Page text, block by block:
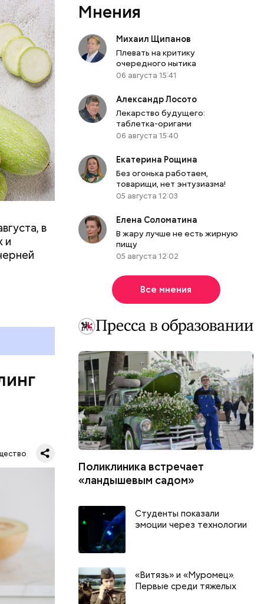
в
и
у
Мнения
Михаил Щипанов
Плевать на критику
очередного нытика
06 августа 15:41
Александр Лосото
Лекарство будущего:
таблетка-оригами
06 августа 15:40
Екатерина Рощина
Без огонька работаем,
товарищи, нет энтузиазма!
05 августа 12:03
Елена Соломатина
В жару лучше не есть жирную
пищу
05 августа 12:02
Все мнения
Поликлиника встречает
«ландышевым садом»
Студенты показали
эмоции через технологии
«Витязь» и «Муромец».
Первые среди тяжелых